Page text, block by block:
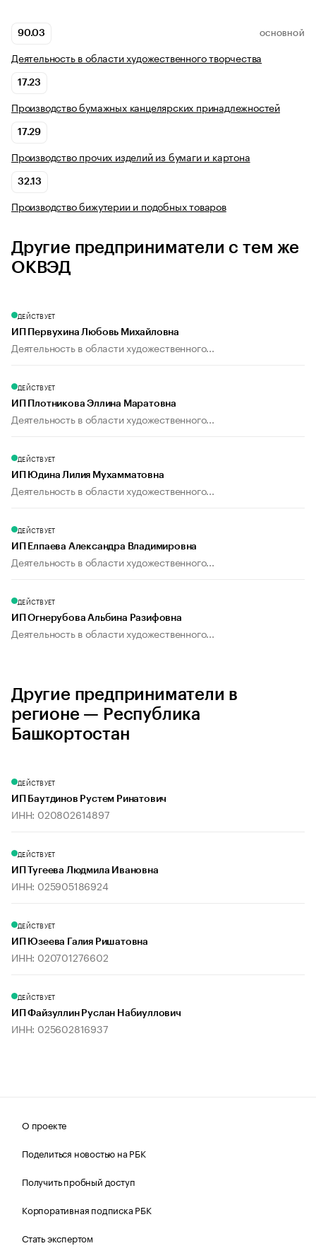
90.03 ОСНОВНОЙ
Деятельность в области художественного творчества
17.23
Производство бумажных канцелярских принадлежностей
17.29
Производство прочих изделий из бумаги и картона
32.13
Производство бижутерии и подобных товаров
Другие предприниматели с тем же
ОКВЭД
ДЕЙСТВУЕТ
ИП Первухина Любовь Михайловна
Деятельность в области художественного...
ДЕЙСТВУЕТ
ИП Плотникова Эллина Маратовна
Деятельность в области художественного...
ДЕЙСТВУЕТ
ИП Юдина Лилия Мухамматовна
Деятельность в области художественного...
ДЕЙСТВУЕТ
ИП Елпаева Александра Владимировна
Деятельность в области художественного...
ДЕЙСТВУЕТ
ИП Огнерубова Альбина Разифовна
Деятельность в области художественного...
Другие предприниматели в
регионе — Республика
Башкортостан
ДЕЙСТВУЕТ
ИП Баутдинов Рустем Ринатович
ИНН: 020802614897
ДЕЙСТВУЕТ
ИП Тугеева Людмила Ивановна
ИНН: 025905186924
ДЕЙСТВУЕТ
ИП Юзеева Галия Ришатовна
ИНН: 020701276602
ДЕЙСТВУЕТ
ИП Файзуллин Руслан Набиуллович
ИНН: 025602816937
О проекте
Поделиться новостью на РБК
Получить пробный доступ
Корпоративная подписка РБК
Стать экспертом